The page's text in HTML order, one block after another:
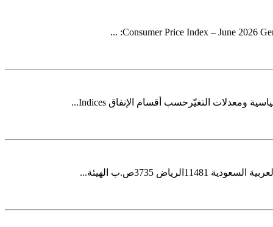
Consumer Price Index – June 2026